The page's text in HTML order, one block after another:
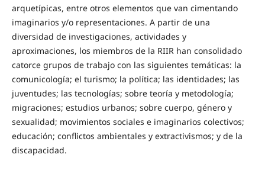
arquetípicas, entre otros elementos que van cimentando
imaginarios y/o representaciones. A partir de una
diversidad de investigaciones, actividades y
aproximaciones, los miembros de la RIIR han consolidado
catorce grupos de trabajo con las siguientes temáticas: la
comunicología; el turismo; la política; las identidades; las
juventudes; las tecnologías; sobre teoría y metodología;
migraciones; estudios urbanos; sobre cuerpo, género y
sexualidad; movimientos sociales e imaginarios colectivos;
educación; conflictos ambientales y extractivismos; y de la
discapacidad.